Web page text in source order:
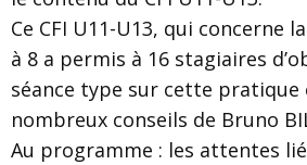
Ce CFI U11-U13, qui concerne
à 8 a permis à 16 stagiaires
séance type sur cette pratique
nombreux conseils de Bruno
Au programme : les attentes